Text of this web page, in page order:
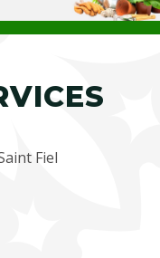
Fiel